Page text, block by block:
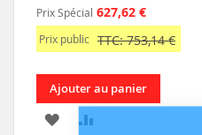
Prix Spécial 627,62 €
Prix public TTC: 753,14 €
Ajouter au panier
AJOUTER